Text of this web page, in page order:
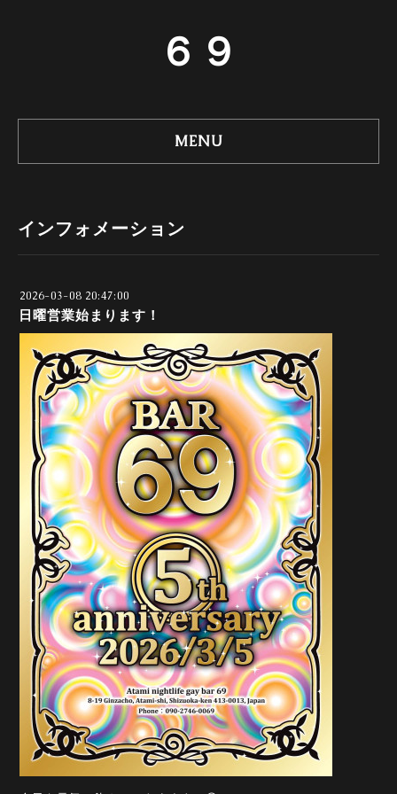
６９
MENU
インフォメーション
2026-03-08 20:47:00
日曜営業始まります！